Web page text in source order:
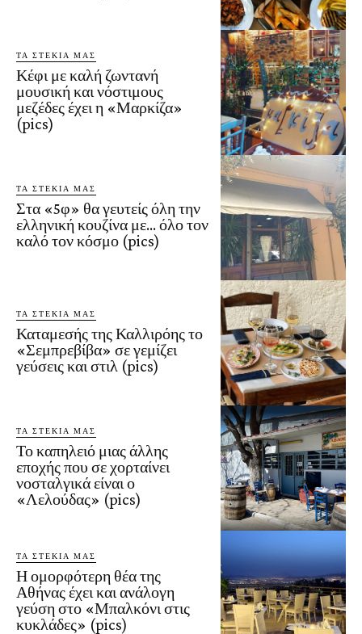
ΤΑ ΣΤΕΚΙΑ ΜΑΣ
Κέφι με καλή ζωντανή
μουσική και νόστιμους
μεζέδες έχει η «Μαρκίζα»
(pics)
ΤΑ ΣΤΕΚΙΑ ΜΑΣ
Στα «5φ» θα γευτείς όλη την
ελληνική κουζίνα με… όλο τον
καλό τον κόσμο (pics)
ΤΑ ΣΤΕΚΙΑ ΜΑΣ
Καταμεσής της Καλλιρόης το
«Σεμπρεβίβα» σε γεμίζει
γεύσεις και στιλ (pics)
ΤΑ ΣΤΕΚΙΑ ΜΑΣ
Το καπηλειό μιας άλλης
εποχής που σε χορταίνει
νοσταλγικά είναι ο
«Λελούδας» (pics)
ΤΑ ΣΤΕΚΙΑ ΜΑΣ
Η ομορφότερη θέα της
Αθήνας έχει και ανάλογη
γεύση στο «Μπαλκόνι στις
κυκλάδες» (pics)